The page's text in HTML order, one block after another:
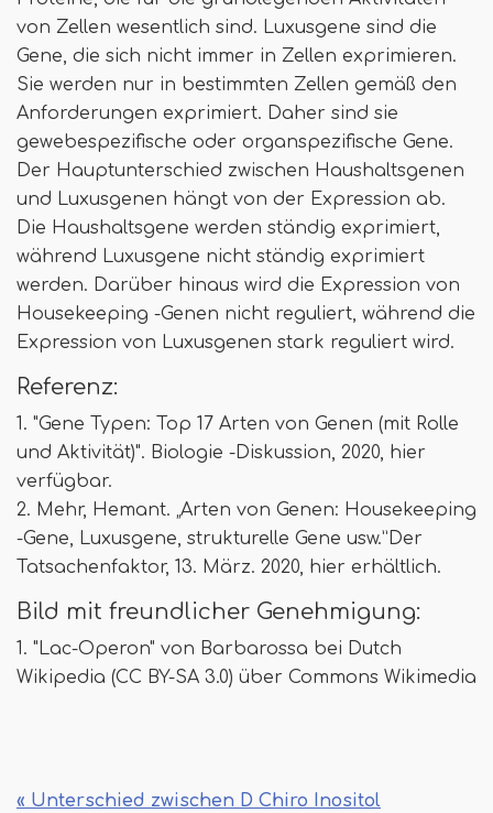
von Zellen wesentlich sind. Luxusgene sind die
Gene, die sich nicht immer in Zellen exprimieren.
Sie werden nur in bestimmten Zellen gemäß den
Anforderungen exprimiert. Daher sind sie
gewebespezifische oder organspezifische Gene.
Der Hauptunterschied zwischen Haushaltsgenen
und Luxusgenen hängt von der Expression ab.
Die Haushaltsgene werden ständig exprimiert,
während Luxusgene nicht ständig exprimiert
werden. Darüber hinaus wird die Expression von
Housekeeping -Genen nicht reguliert, während die
Expression von Luxusgenen stark reguliert wird.
Referenz:
1. "Gene Typen: Top 17 Arten von Genen (mit Rolle
und Aktivität)". Biologie -Diskussion, 2020, hier
verfügbar.
2. Mehr, Hemant. „Arten von Genen: Housekeeping
-Gene, Luxusgene, strukturelle Gene usw.”Der
Tatsachenfaktor, 13. März. 2020, hier erhältlich.
Bild mit freundlicher Genehmigung:
1. "Lac-Operon" von Barbarossa bei Dutch
Wikipedia (CC BY-SA 3.0) über Commons Wikimedia
« Unterschied zwischen D Chiro Inositol